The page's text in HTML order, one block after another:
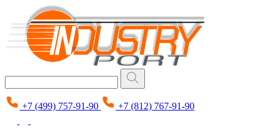
+7 (499) 757-91-90 +7 (812) 767-91-90